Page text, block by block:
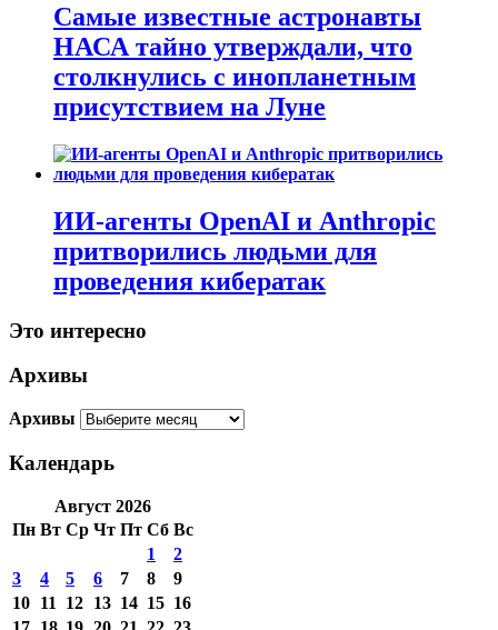
Самые известные астронавты
НАСА тайно утверждали, что
столкнулись с инопланетным
присутствием на Луне
ИИ-агенты OpenAI и Anthropic
притворились людьми для
проведения кибератак
Это интересно
Архивы
Архивы
Календарь
Август 2026
Пн Вт Ср Чт Пт Сб Вс
1
2
3
4 5 6 7 8
9
10 11 12 13 14 15 16